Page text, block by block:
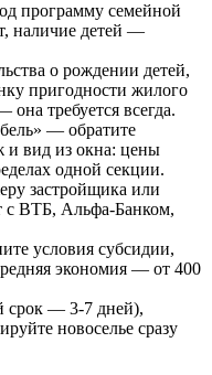
программу семейной
наличие детей —
о рождении детей,
пригодности жилого
требуется всегда.
— обратите
и вид из окна: цены
одной секции.
застройщика или
с ВТБ, Альфа-Банком,
условия субсидии,
экономия — от 400
срок — 3-7 дней),
новоселье сразу